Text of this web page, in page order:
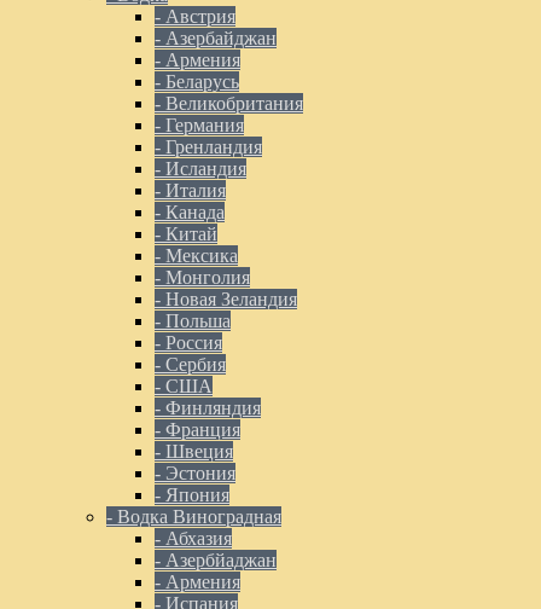
- Австрия
- Азербайджан
- Армения
- Беларусь
- Великобритания
- Германия
- Гренландия
- Исландия
- Италия
- Канада
- Китай
- Мексика
- Монголия
- Новая Зеландия
- Польша
- Россия
- Сербия
- США
- Финляндия
- Франция
- Швеция
- Эстония
- Япония
- Водка Виноградная
- Абхазия
- Азербйаджан
- Армения
- Испания